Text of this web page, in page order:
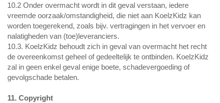
10.2 Onder overmacht wordt in dit geval verstaan, iedere
vreemde oorzaak/omstandigheid, die niet aan KoelzKidz kan
worden toegerekend, zoals bijv. vertragingen in het vervoer en
nalatigheden van (toe)leveranciers.
10.3. KoelzKidz behoudt zich in geval van overmacht het recht
de overeenkomst geheel of gedeeltelijk te ontbinden. KoelzKidz
zal in geen enkel geval enige boete, schadevergoeding of
gevolgschade betalen.
11. Copyright